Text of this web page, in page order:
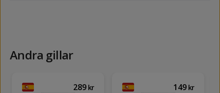
Andra gillar
289 kr 149 kr